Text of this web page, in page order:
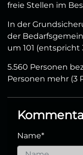
freie Stellen im
In der
der
um 101 (entspricht
5.560 Personen
Personen mehr (3
Name*